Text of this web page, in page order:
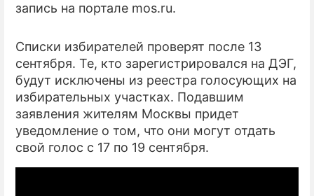
запись на портале mos.ru.
Списки избирателей проверят после 13
сентября. Те, кто зарегистрировался на ДЭГ,
будут исключены из реестра голосующих на
избирательных участках. Подавшим
заявления жителям Москвы придет
уведомление о том, что они могут отдать
свой голос с 17 по 19 сентября.